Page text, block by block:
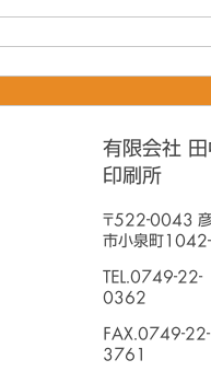
有限会社 田
印刷所
〒522-0043
市小泉町
TEL.0749-22-
0362
FAX.0749-22-
3761